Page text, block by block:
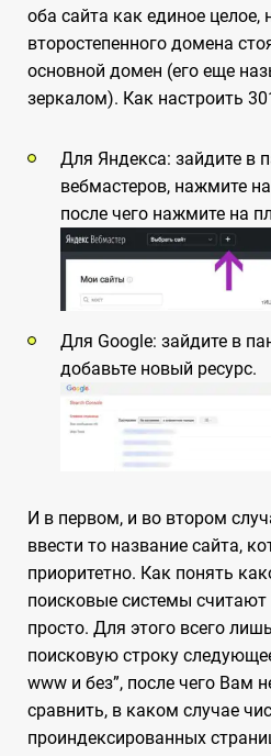
оба сайта как единое целое,
второстепенного домена
основной домен (его еще
зеркалом). Как настроить
Для Яндекса: зайдите в
вебмастеров, нажмите
после чего нажмите на
Для Google: зайдите в
добавьте новый ресурс.
И в первом, и во втором
ввести то название сайта,
приоритетно. Как понять
поисковые системы
просто. Для этого всего
поисковую строку
www и без”, после чего Вам
сравнить, в каком случае
проиндексированных